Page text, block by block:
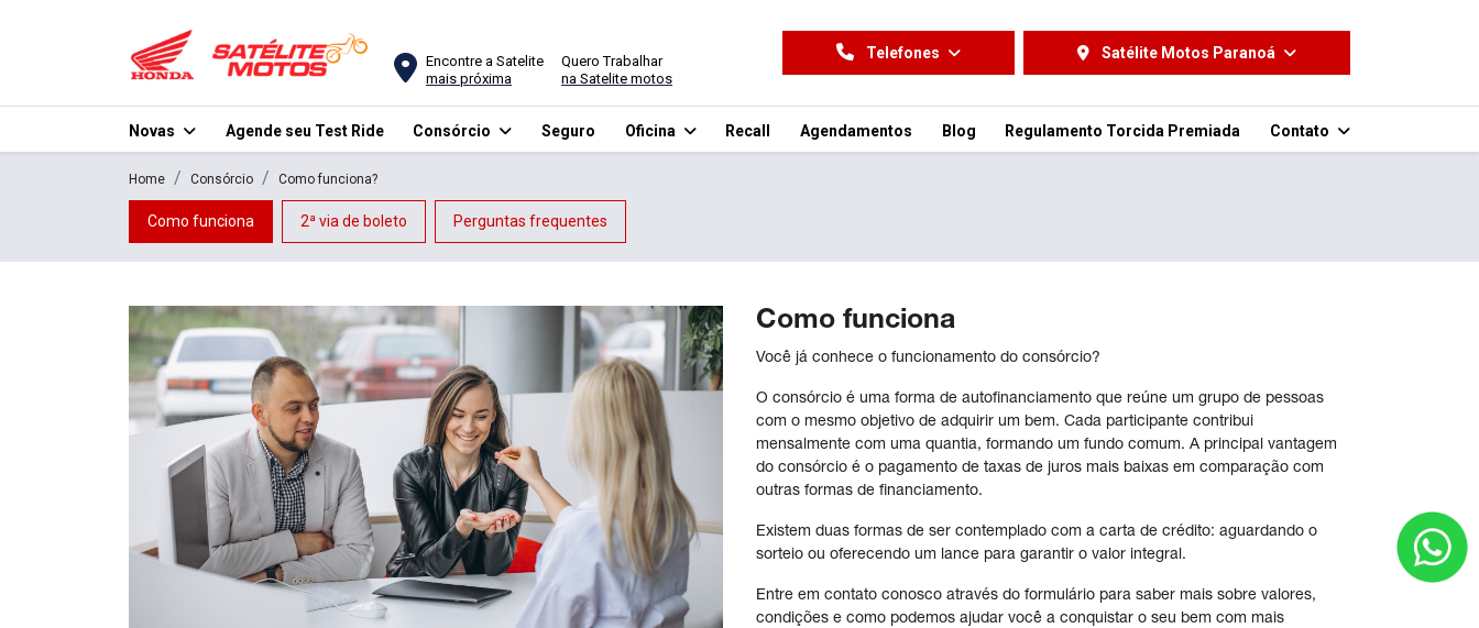
Encontre a Satelite
mais próxima
Quero Trabalhar
na Satelite motos
Telefones Satélite Motos Paranoá
Novas Agende seu Test Ride Consórcio Seguro Oficina Recall Agendamentos Blog Regulamento Torcida Premiada Contato
Home Consórcio Como funciona?
Como funciona 2ª via de boleto Perguntas frequentes
Como funciona
Você já conhece o funcionamento do consórcio?
O consórcio é uma forma de autofinanciamento que reúne um grupo de pessoas
com o mesmo objetivo de adquirir um bem. Cada participante contribui
mensalmente com uma quantia, formando um fundo comum. A principal vantagem
do consórcio é o pagamento de taxas de juros mais baixas em comparação com
outras formas de financiamento.
Existem duas formas de ser contemplado com a carta de crédito: aguardando o
sorteio ou oferecendo um lance para garantir o valor integral.
Entre em contato conosco através do formulário para saber mais sobre valores,
condições e como podemos ajudar você a conquistar o seu bem com mais